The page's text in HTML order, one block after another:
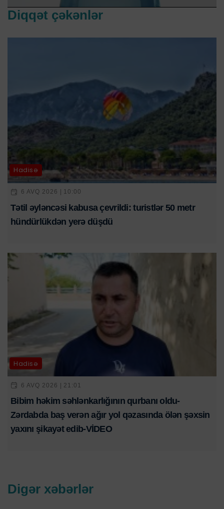
Diqqət çəkənlər
Hadisə
6 AVQ 2026 | 10:00
Tətil əyləncəsi kabusa çevrildi: turistlər 50 metr
hündürlükdən yerə düşdü
Hadisə
6 AVQ 2026 | 21:01
Bibim həkim səhlənkarlığının qurbanı oldu-
Zərdabda baş verən ağır yol qəzasında ölən şəxsin
yaxını şikayət edib-VİDEO
Digər xəbərlər